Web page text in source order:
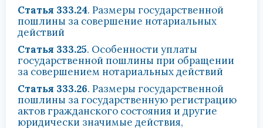
Статья 333.24. Размеры государственной
пошлины за совершение нотариальных
действий
Статья 333.25. Особенности уплаты
государственной пошлины при обращении
за совершением нотариальных действий
Статья 333.26. Размеры государственной
пошлины за государственную регистрацию
актов гражданского состояния и другие
юридически значимые действия,